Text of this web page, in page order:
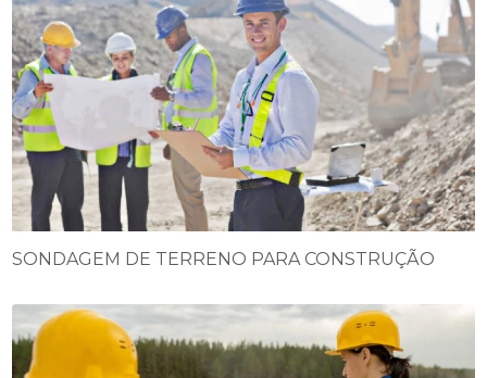
SONDAGEM DE TERRENO PARA CONSTRUÇÃO